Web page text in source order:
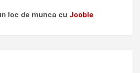
loc de munca cu Jooble